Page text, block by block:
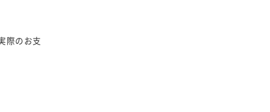
際のお支